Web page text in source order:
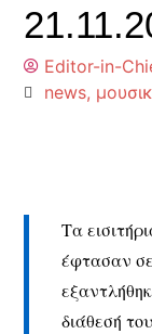
Editor-in-
news,
Τα
έφτασαν
διάθεσή